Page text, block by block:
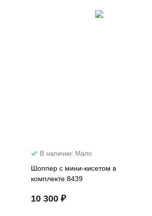
В наличии: Мало
Шоппер с мини-кисетом в
комплекте 8439
10 300 ₽